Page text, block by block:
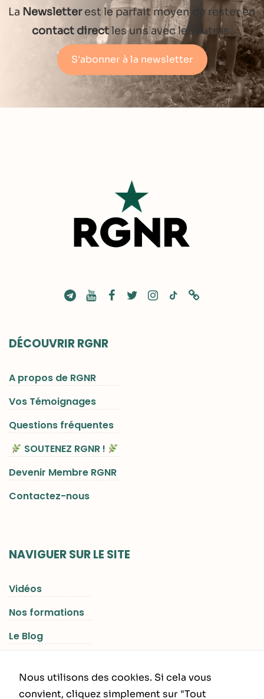
La Newsletterest le parfait moyen de rester en
contact directles uns avec les autres.
S'abonner à la newsletter
DÉCOUVRIR RGNR
A propos de RGNR
Vos Témoignages
Questions fréquentes
SOUTENEZ RGNR !
Devenir Membre RGNR
Contactez-nous
NAVIGUER SUR LE SITE
Vidéos
Nos formations
Le Blog
Nous utilisons des cookies. Si cela vous
convient, cliquez simplement sur "Tout